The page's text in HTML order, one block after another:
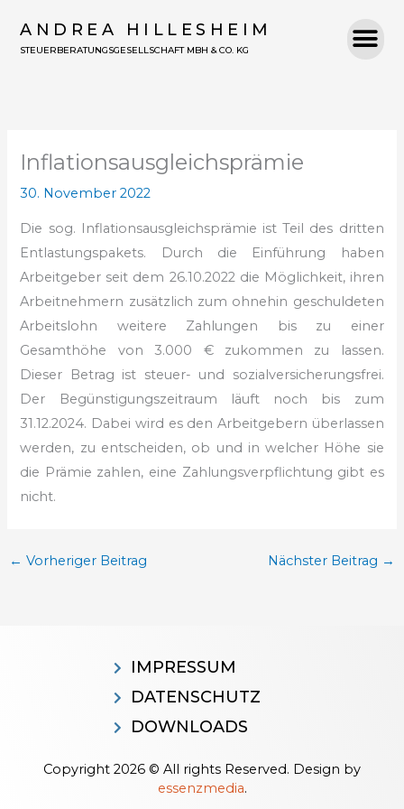
InhaltANDREA HILLESHEIM
STEUERBERATUNGSGESELLSCHAFT MBH & CO. KG
Inflationsausgleichsprämie
30. November 2022
Die sog. Inflationsausgleichsprämie ist Teil des dritten
Entlastungspakets. Durch die Einführung haben
Arbeitgeber seit dem 26.10.2022 die Möglichkeit, ihren
Arbeitnehmern zusätzlich zum ohnehin geschuldeten
Arbeitslohn weitere Zahlungen bis zu einer
Gesamthöhe von 3.000 € zukommen zu lassen.
Dieser Betrag ist steuer- und sozialversicherungsfrei.
Der Begünstigungszeitraum läuft noch bis zum
31.12.2024. Dabei wird es den Arbeitgebern überlassen
werden, zu entscheiden, ob und in welcher Höhe sie
die Prämie zahlen, eine Zahlungsverpflichtung gibt es
nicht.
← Vorheriger Beitrag Nächster Beitrag →
IMPRESSUM
DATENSCHUTZ
DOWNLOADS
Copyright 2026 © All rights Reserved. Design by
essenzmedia.